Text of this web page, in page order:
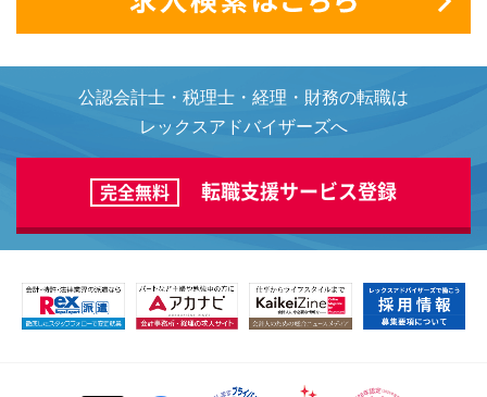
公認会計士・税理士・経理・財務の転職は
レックスアドバイザーズへ
完全無料 転職支援サービス登録